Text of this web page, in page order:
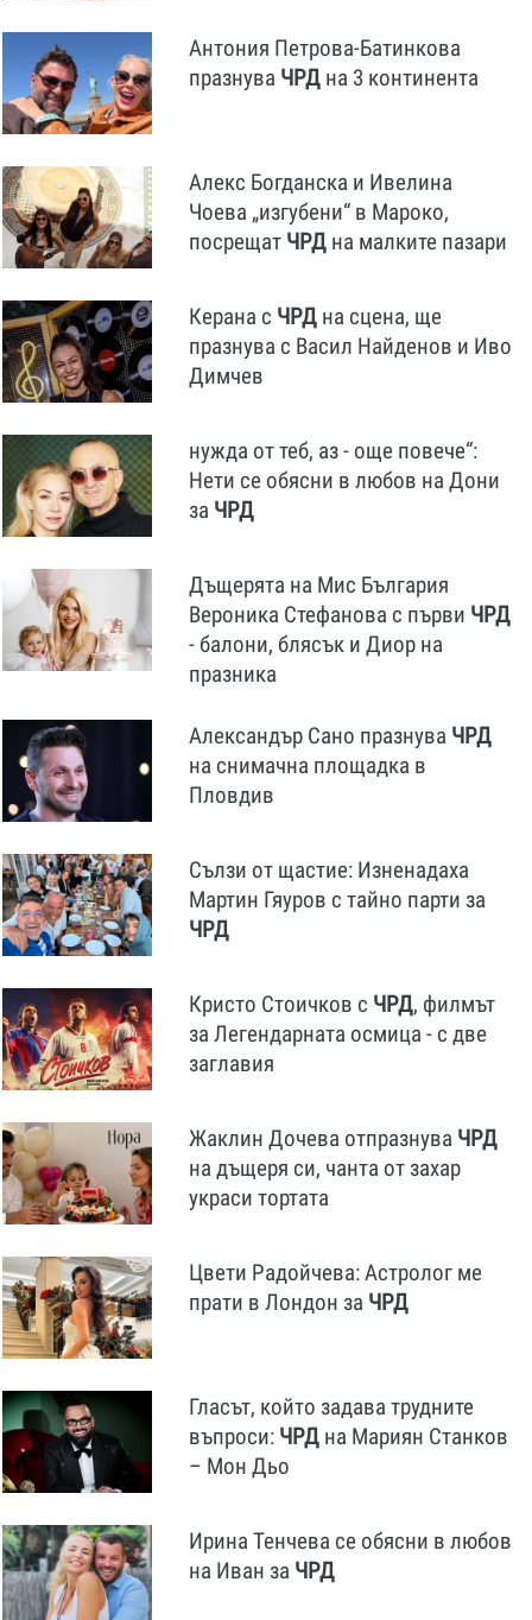
Антония Петрова-Батинкова
празнува ЧРД на 3 континента
Алекс Богданска и Ивелина
Чоева „изгубени“ в Мароко,
посрещат ЧРД на малките пазари
Керана с ЧРД на сцена, ще
празнува с Васил Найденов и Иво
Димчев
нужда от теб, аз - още повече“:
Нети се обясни в любов на Дони
за ЧРД
Дъщерята на Мис България
Вероника Стефанова с първи ЧРД
- балони, блясък и Диор на
празника
Александър Сано празнува ЧРД
на снимачна площадка в
Пловдив
Сълзи от щастие: Изненадаха
Мартин Гяуров с тайно парти за
ЧРД
Кристо Стоичков с ЧРД, филмът
за Легендарната осмица - с две
заглавия
Жаклин Дочева отпразнува ЧРД
на дъщеря си, чанта от захар
украси тортата
Цвети Радойчева: Астролог ме
прати в Лондон за ЧРД
Гласът, който задава трудните
въпроси: ЧРД на Мариян Станков
– Мон Дьо
Ирина Тенчева се обясни в любов
на Иван за ЧРД